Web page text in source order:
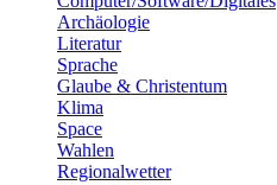
Archäologie
Literatur
Sprache
Glaube & Christentum
Klima
Space
Wahlen
Regionalwetter